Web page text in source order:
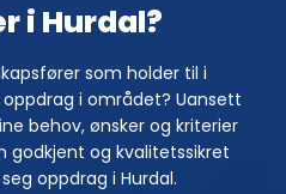
i Hurdal?
som holder til i
i området? Uansett
behov, ønsker og kriterier
godkjent og kvalitetssikret
oppdrag i Hurdal.